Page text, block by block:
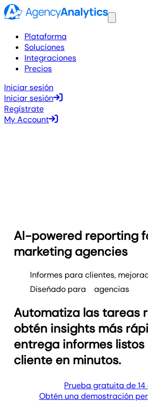
The
Plataforma
Soluciones
Integraciones
Precios
Iniciar sesión
Iniciar sesión
Regístrate
My Account
AI-powered reporting
marketing agencies
Informes para clientes,
Diseñado para
agencias
Automatiza las tareas
obtén insights más
entrega informes
cliente en minutos.
Prueba gratuita de 14
Obtén una demostración